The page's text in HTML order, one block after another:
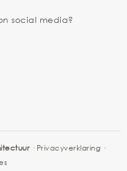
social media?
· Privacyverklaring ·